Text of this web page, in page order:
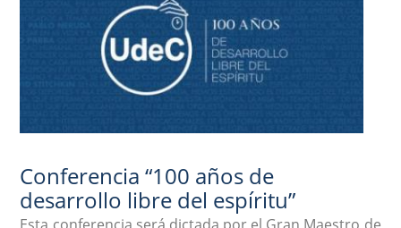
Conferencia “100 años de
desarrollo libre del espíritu”